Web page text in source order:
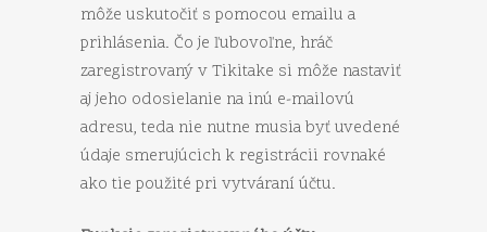
môže uskutočiť s pomocou emailu a
prihlásenia. Čo je ľubovoľne, hráč
zaregistrovaný v Tikitake si môže nastaviť
aj jeho odosielanie na inú e-mailovú
adresu, teda nie nutne musia byť uvedené
údaje smerujúcich k registrácii rovnaké
ako tie použité pri vytváraní účtu.